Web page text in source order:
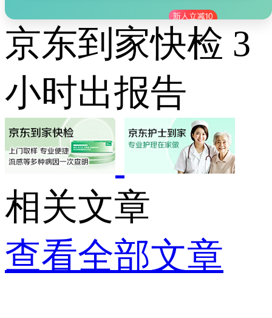
京东到家快检 3
小时出报告
相关文章
查看全部文章